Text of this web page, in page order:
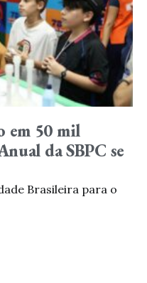
em 50 mil
da SBPC se
Brasileira para o